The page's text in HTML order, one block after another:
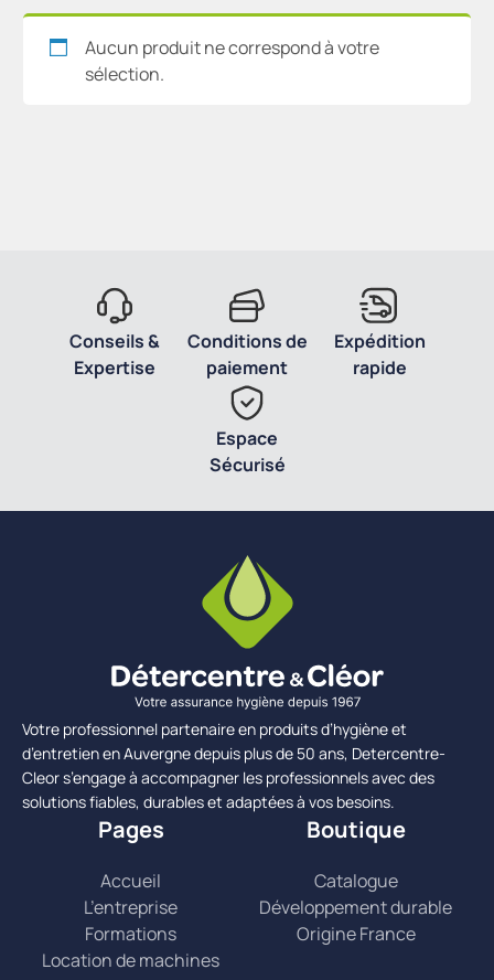
Aucun produit ne correspond à votre
sélection.
Conseils &
Expertise
Conditions de
paiement
Expédition
rapide
Espace
Sécurisé
Votre professionnel partenaire en produits d’hygiène et
d’entretien en Auvergne depuis plus de 50 ans, Detercentre-
Cleor s’engage à accompagner les professionnels avec des
solutions fiables, durables et adaptées à vos besoins.
Pages
Accueil
L’entreprise
Formations
Location de machines
Boutique
Catalogue
Développement durable
Origine France